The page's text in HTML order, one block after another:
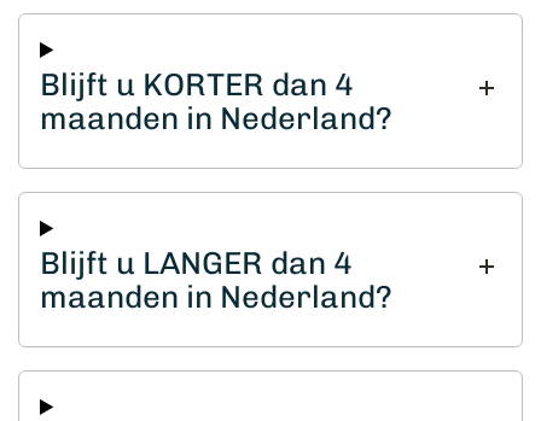
Blijft u KORTER dan 4
maanden in Nederland?
Blijft u LANGER dan 4
maanden in Nederland?